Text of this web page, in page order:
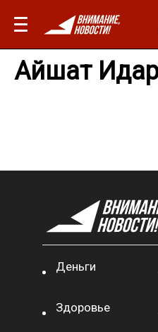
Айшат
Деньги
Здоровье